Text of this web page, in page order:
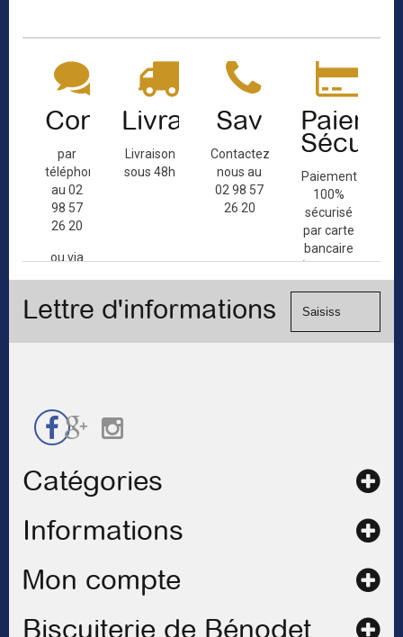
Contact
par
téléphone
au 02
98 57
26 20
ou via
de
Livraison
Livraison
sous 48h
Sav
Contactez-
nous au
02 98 57
26 20
Paiement
100%
sécurisé
par carte
bancaire
(Mastercard,
Visa, ...) et
Lettre d'informations
Catégories
Informations
Mon compte
Biscuiterie de Bénodet